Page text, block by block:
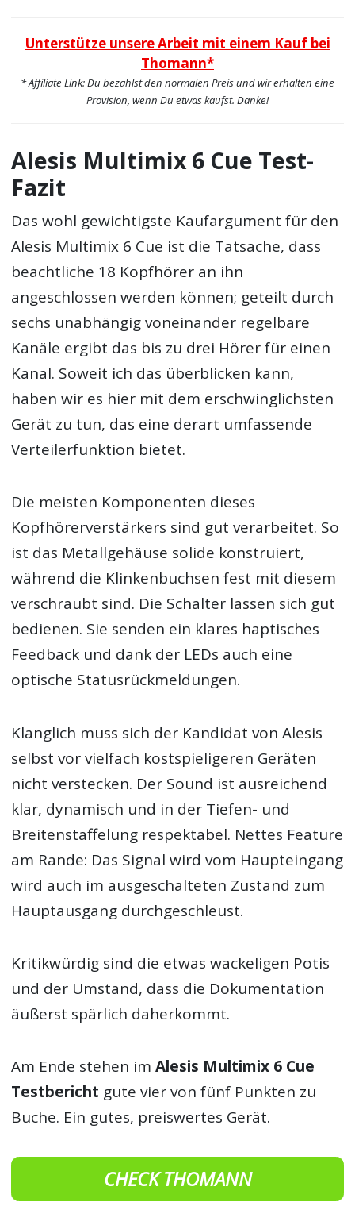
Unterstütze unsere Arbeit mit einem Kauf bei
Thomann*
* Affiliate Link: Du bezahlst den normalen Preis und wir erhalten eine
Provision, wenn Du etwas kaufst. Danke!
Alesis Multimix 6 Cue Test-
Fazit
Das wohl gewichtigste Kaufargument für den
Alesis Multimix 6 Cue ist die Tatsache, dass
beachtliche 18 Kopfhörer an ihn
angeschlossen werden können; geteilt durch
sechs unabhängig voneinander regelbare
Kanäle ergibt das bis zu drei Hörer für einen
Kanal. Soweit ich das überblicken kann,
haben wir es hier mit dem erschwinglichsten
Gerät zu tun, das eine derart umfassende
Verteilerfunktion bietet.
Die meisten Komponenten dieses
Kopfhörerverstärkers sind gut verarbeitet. So
ist das Metallgehäuse solide konstruiert,
während die Klinkenbuchsen fest mit diesem
verschraubt sind. Die Schalter lassen sich gut
bedienen. Sie senden ein klares haptisches
Feedback und dank der LEDs auch eine
optische Statusrückmeldungen.
Klanglich muss sich der Kandidat von Alesis
selbst vor vielfach kostspieligeren Geräten
nicht verstecken. Der Sound ist ausreichend
klar, dynamisch und in der Tiefen- und
Breitenstaffelung respektabel. Nettes Feature
am Rande: Das Signal wird vom Haupteingang
wird auch im ausgeschalteten Zustand zum
Hauptausgang durchgeschleust.
Kritikwürdig sind die etwas wackeligen Potis
und der Umstand, dass die Dokumentation
äußerst spärlich daherkommt.
Am Ende stehen imAlesis Multimix 6 Cue
Testbericht gute vier von fünf Punkten zu
Buche. Ein gutes, preiswertes Gerät.
CHECK THOMANN